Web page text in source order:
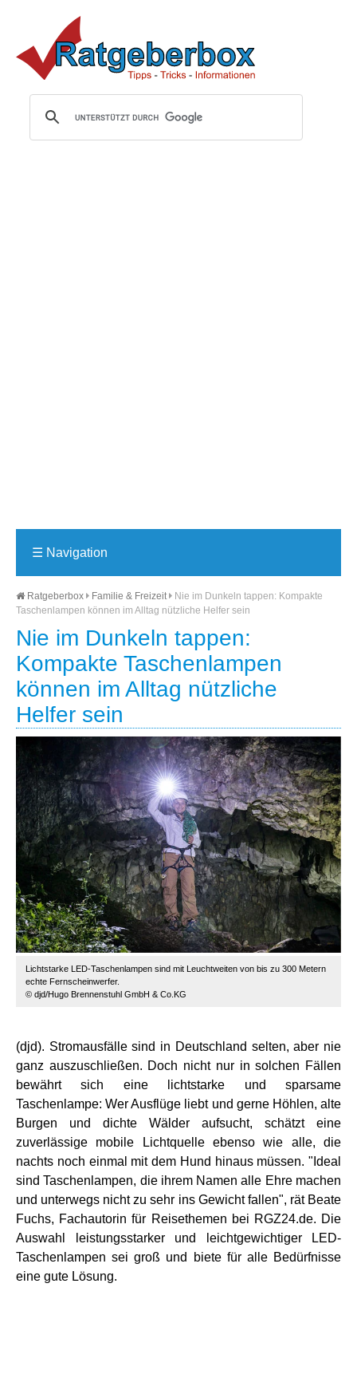
☰ Navigation
Ratgeberbox Familie & Freizeit
Nie im Dunkeln tappen: Kompakte
Taschenlampen können im Alltag nützliche Helfer sein
Nie im Dunkeln tappen:
Kompakte Taschenlampen
können im Alltag nützliche
Helfer sein
Lichtstarke LED-Taschenlampen sind mit Leuchtweiten von bis zu 300 Metern
echte Fernscheinwerfer.
© djd/Hugo Brennenstuhl GmbH & Co.KG
(djd). Stromausfälle sind in Deutschland selten, aber nie
ganz auszuschließen. Doch nicht nur in solchen Fällen
bewährt sich eine lichtstarke und sparsame
Taschenlampe: Wer Ausflüge liebt und gerne Höhlen, alte
Burgen und dichte Wälder aufsucht, schätzt eine
zuverlässige mobile Lichtquelle ebenso wie alle, die
nachts noch einmal mit dem Hund hinaus müssen. "Ideal
sind Taschenlampen, die ihrem Namen alle Ehre machen
und unterwegs nicht zu sehr ins Gewicht fallen", rät Beate
Fuchs, Fachautorin für Reisethemen bei RGZ24.de. Die
Auswahl leistungsstarker und leichtgewichtiger LED-
Taschenlampen sei groß und biete für alle Bedürfnisse
eine gute Lösung.